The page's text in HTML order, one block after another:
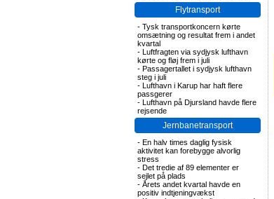
Flytransport
- Tysk transportkoncern kørte
omsætning og resultat frem i andet
kvartal
- Luftfragten via sydjysk lufthavn
kørte og fløj frem i juli
- Passagertallet i sydjysk lufthavn
steg i juli
- Lufthavn i Karup har haft flere
passgerer
- Lufthavn på Djursland havde flere
rejsende
Jernbanetransport
- En halv times daglig fysisk
aktivitet kan forebygge alvorlig
stress
- Det tredie af 89 elementer er
sejlet på plads
- Årets andet kvartal havde en
positiv indtjeningvækst